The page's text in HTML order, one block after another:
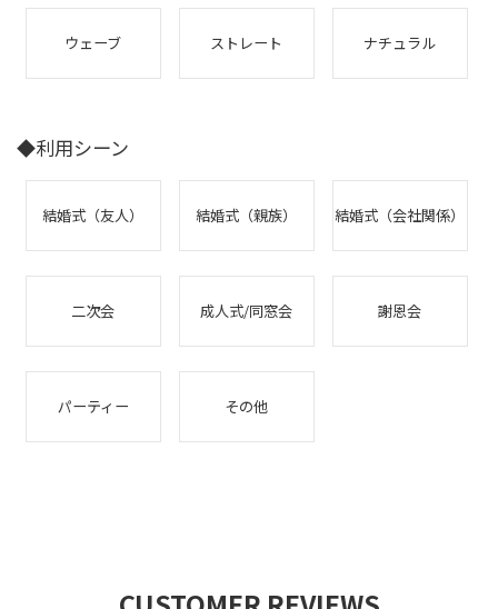
ウェーブ ストレート ナチュラル
◆利用シーン
結婚式（友人） 結婚式（親族） 結婚式（会社関係）
二次会 成人式/同窓会 謝恩会
パーティー その他